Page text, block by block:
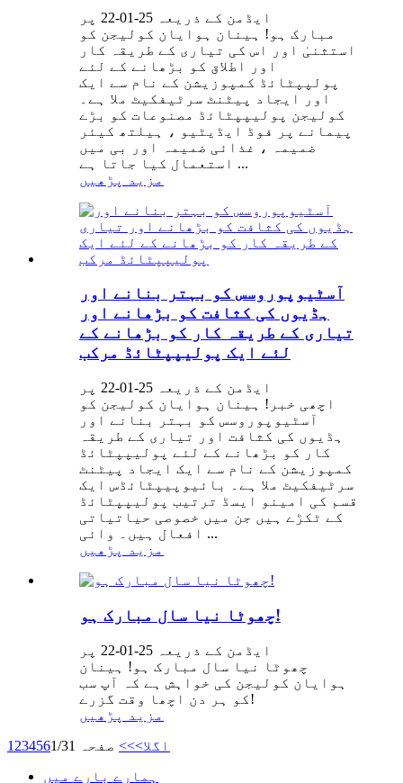
ایڈمن کے ذریعہ 25-01-22 پر
مبارک ہو! ہینان ہوایان کولیجن کو
استثنیٰ اور اس کی تیاری کے طریقہ کار
اور اطلاق کو بڑھانے کے لئے
پولپپٹائڈ کمپوزیشن کے نام سے ایک
اور ایجاد پیٹنٹ سرٹیفکیٹ ملا ہے۔
کولیجن پولیپپٹائڈ مصنوعات کو بڑے
پیمانے پر فوڈ ایڈیٹیو ، ہیلتھ کیئر
ضمیمہ ، غذائی ضمیمہ اور بی میں
استعمال کیا جاتا ہے ...
مزید پڑھیں
آسٹیوپوروسس کو بہتر بنانے اور
ہڈیوں کی کثافت کو بڑھانے اور
تیاری کے طریقہ کار کو بڑھانے کے
لئے ایک پولیپپٹائڈ مرکب
ایڈمن کے ذریعہ 25-01-22 پر
اچھی خبر! ہینان ہوایان کولیجن کو
آسٹیوپوروسس کو بہتر بنانے اور
ہڈیوں کی کثافت اور تیاری کے طریقہ
کار کو بڑھانے کے لئے پولیپپٹائڈ
کمپوزیشن کے نام سے ایک ایجاد پیٹنٹ
سرٹیفکیٹ ملا ہے۔ بائیوپیپٹائڈس ایک
قسم کی امینو ایسڈ ترتیب پولیپپٹائڈ
کے ٹکڑے ہیں جن میں خصوصی حیاتیاتی
افعال ہیں۔ وائی ​​...
مزید پڑھیں
چھوٹا نیا سال مبارک ہو!
ایڈمن کے ذریعہ 25-01-22 پر
چھوٹا نیا سال مبارک ہو! ہینان
ہوایان کولیجن کی خواہش ہے کہ آپ سب
کو ہر دن اچھا وقت گزرے!
مزید پڑھیں
1 23456 اگلا>>> صفحہ 1/31
ہمارے بارے میں